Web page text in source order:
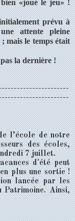
bien «joué le jeu» !
prévu à
attente pleine
mais le temps était
la dernière !
l’école de notre
des écoles,
7 juillet.
d'été peut
plus une sortie !
lancée par les
Patrimoine. Ainsi,